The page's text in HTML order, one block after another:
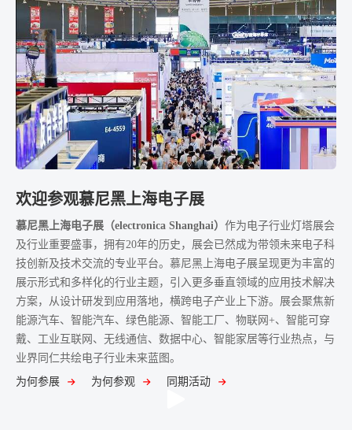
欢迎参观慕尼黑上海电子展
慕尼黑上海电子展（electronica Shanghai） 作为电子行业灯塔展会
及行业重要盛事，拥有20年的历史，展会已然成为带领未来电子科
技创新及技术交流的专业平台。慕尼黑上海电子展呈现更为丰富的
展示形式和多样化的行业主题，引入更多垂直领域的应用技术解决
方案，从设计研发到应用落地，横跨电子产业上下游。展会聚焦新
能源汽车、智能汽车、绿色能源、智能工厂、物联网+、智能可穿
戴、工业互联网、无线通信、数据中心、智能家居等行业热点，与
业界同仁共绘电子行业未来蓝图。
为何参展
为何参观 同期活动